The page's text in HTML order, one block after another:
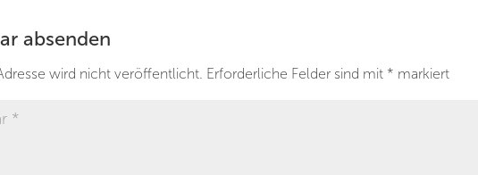
absenden
wird nicht veröffentlicht. Erforderliche Felder sind mit * markiert